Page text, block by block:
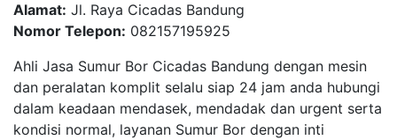
Alamat: Jl. Raya Cicadas Bandung
Nomor Telepon: 082157195925
Ahli Jasa Sumur Bor Cicadas Bandung dengan mesin
dan peralatan komplit selalu siap 24 jam anda hubungi
dalam keadaan mendasek, mendadak dan urgent serta
kondisi normal, layanan Sumur Bor dengan inti